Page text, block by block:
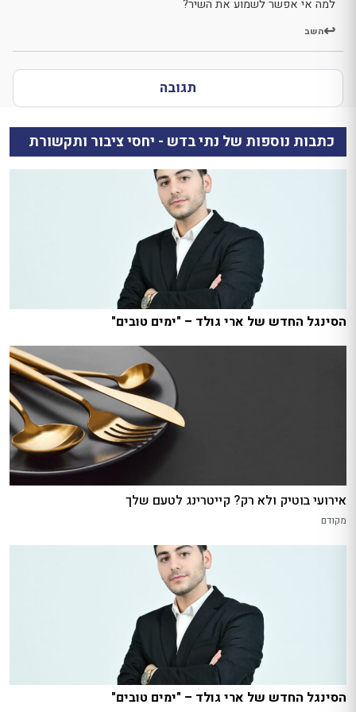
למה אי אפשר לשמוע את השיר?
השב
תגובה
כתבות נוספות של נתי בדש - יחסי ציבור ותקשורת
הסינגל החדש של ארי גולד – "ימים טובים"
אירועי בוטיק ולא רק? קייטרינג לטעם שלך
מקודם
הסינגל החדש של ארי גולד – "ימים טובים"